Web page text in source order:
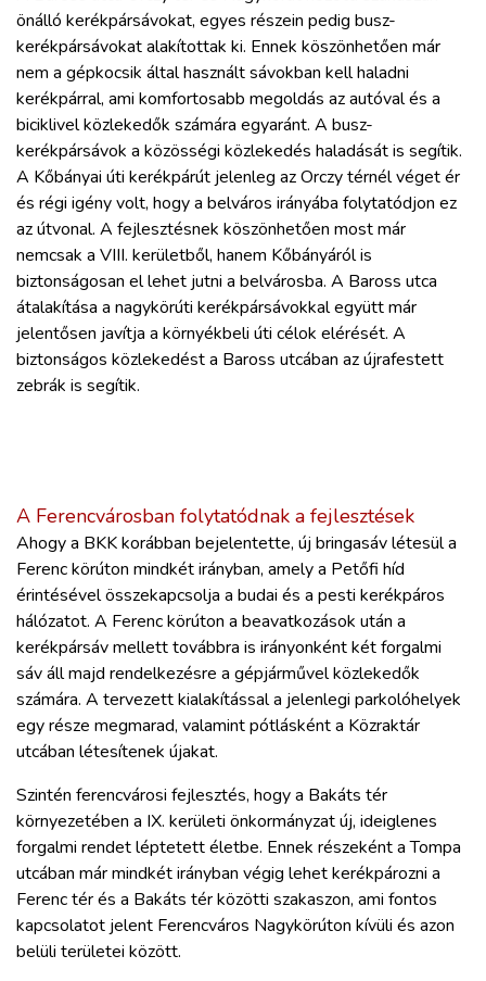
önálló kerékpársávokat, egyes részein pedig busz-
kerékpársávokat alakítottak ki. Ennek köszönhetően már
nem a gépkocsik által használt sávokban kell haladni
kerékpárral, ami komfortosabb megoldás az autóval és a
biciklivel közlekedők számára egyaránt. A busz-
kerékpársávok a közösségi közlekedés haladását is segítik.
A Kőbányai úti kerékpárút jelenleg az Orczy térnél véget ér
és régi igény volt, hogy a belváros irányába folytatódjon ez
az útvonal. A fejlesztésnek köszönhetően most már
nemcsak a VIII. kerületből, hanem Kőbányáról is
biztonságosan el lehet jutni a belvárosba. A Baross utca
átalakítása a nagykörúti kerékpársávokkal együtt már
jelentősen javítja a környékbeli úti célok elérését. A
biztonságos közlekedést a Baross utcában az újrafestett
zebrák is segítik.
A Ferencvárosban folytatódnak a fejlesztések
Ahogy a BKK korábban bejelentette, új bringasáv létesül a
Ferenc körúton mindkét irányban, amely a Petőfi híd
érintésével összekapcsolja a budai és a pesti kerékpáros
hálózatot. A Ferenc körúton a beavatkozások után a
kerékpársáv mellett továbbra is irányonként két forgalmi
sáv áll majd rendelkezésre a gépjárművel közlekedők
számára. A tervezett kialakítással a jelenlegi parkolóhelyek
egy része megmarad, valamint pótlásként a Közraktár
utcában létesítenek újakat.
Szintén ferencvárosi fejlesztés, hogy a Bakáts tér
környezetében a IX. kerületi önkormányzat új, ideiglenes
forgalmi rendet léptetett életbe. Ennek részeként a Tompa
utcában már mindkét irányban végig lehet kerékpározni a
Ferenc tér és a Bakáts tér közötti szakaszon, ami fontos
kapcsolatot jelent Ferencváros Nagykörúton kívüli és azon
belüli területei között.